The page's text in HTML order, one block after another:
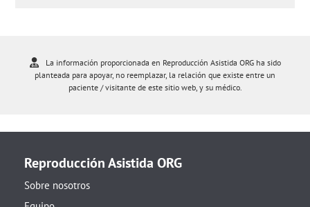
La información proporcionada en Reproducción Asistida ORG ha sido
planteada para apoyar, no reemplazar, la relación que existe entre un
paciente / visitante de este sitio web, y su médico.
Reproducción Asistida ORG
Sobre nosotros